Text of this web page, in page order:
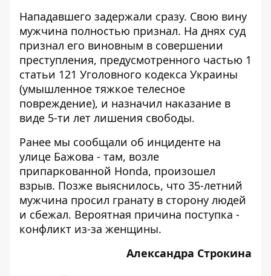
Нападавшего задержали сразу. Свою вину
мужчина полностью признал. На днях суд
признал его виновным в совершении
преступления, предусмотренного частью 1
статьи 121 Уголовного кодекса Украины
(умышленное тяжкое телесное
повреждение), и назначил наказание в
виде 5-ти лет лишения свободы.
Ранее мы сообщали об инциденте на
улице Бажова - там, возле
припаркованной Honda, произошел
взрыв. Позже выяснилось, что 35-летний
мужчина просил гранату в сторону людей
и сбежал. Вероятная причина поступка -
конфликт из-за женщины.
Александра Строкина